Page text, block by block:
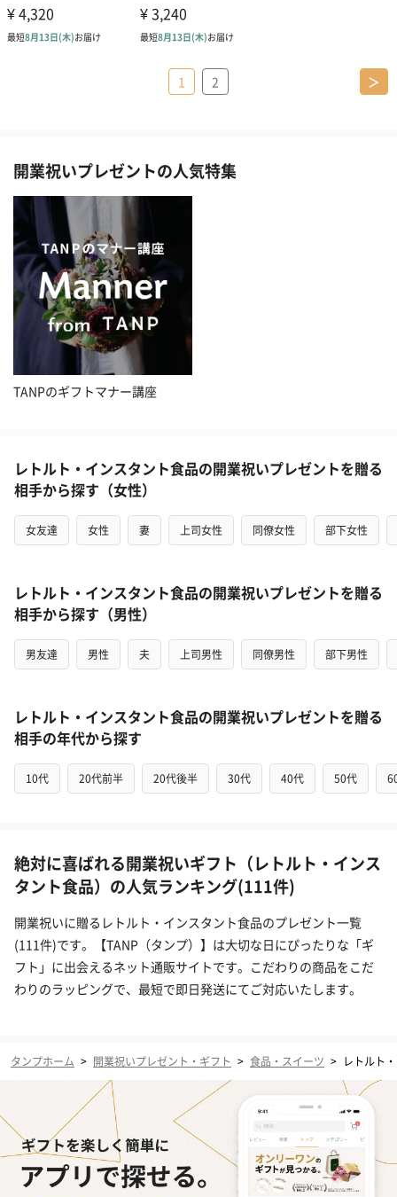
1 2 ＞
開業祝いプレゼントの人気特集
TANPのギフトマナー講座
レトルト・インスタント食品の開業祝いプレゼントを贈る
相手から探す（女性）
女友達 女性 妻 上司女性 同僚女性 部下女性
レトルト・インスタント食品の開業祝いプレゼントを贈る
相手から探す（男性）
男友達 男性 夫 上司男性 同僚男性 部下男性
レトルト・インスタント食品の開業祝いプレゼントを贈る
相手の年代から探す
10代 20代前半 20代後半 30代 40代 50代
絶対に喜ばれる開業祝いギフト（レトルト・インス
タント食品）の人気ランキング(111件)
開業祝いに贈るレトルト・インスタント食品のプレゼント一覧
(111件)です。【TANP（タンプ）】は大切な日にぴったりな「ギ
フト」に出会えるネット通販サイトです。こだわりの商品をこだ
わりのラッピングで、最短で即日発送にてご対応いたします。
タンプホーム > 開業祝いプレゼント・ギフト > 食品・スイーツ > レトルト